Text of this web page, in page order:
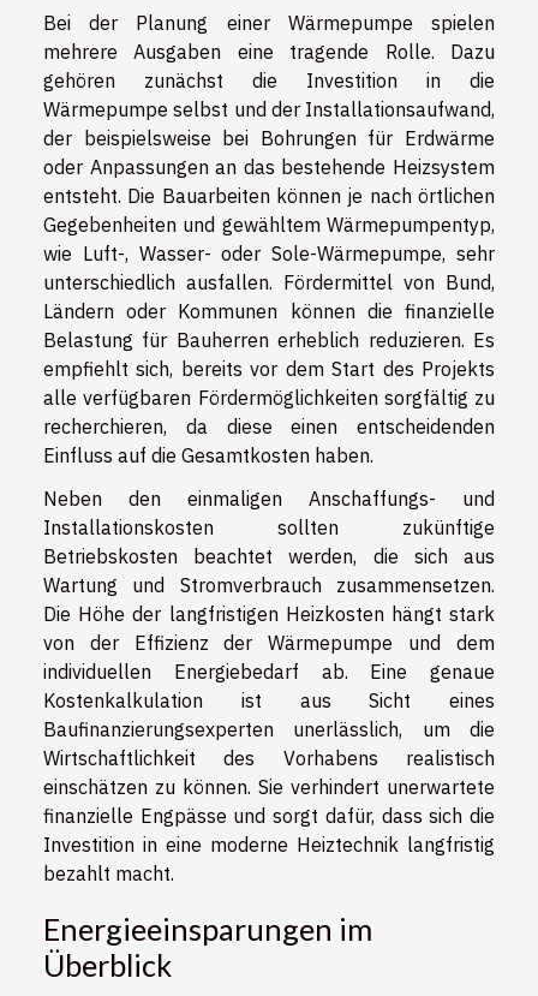
Bei der Planung einer Wärmepumpe spielen
mehrere Ausgaben eine tragende Rolle. Dazu
gehören zunächst die Investition in die
Wärmepumpe selbst und der Installationsaufwand,
der beispielsweise bei Bohrungen für Erdwärme
oder Anpassungen an das bestehende Heizsystem
entsteht. Die Bauarbeiten können je nach örtlichen
Gegebenheiten und gewähltem Wärmepumpentyp,
wie Luft-, Wasser- oder Sole-Wärmepumpe, sehr
unterschiedlich ausfallen. Fördermittel von Bund,
Ländern oder Kommunen können die finanzielle
Belastung für Bauherren erheblich reduzieren. Es
empfiehlt sich, bereits vor dem Start des Projekts
alle verfügbaren Fördermöglichkeiten sorgfältig zu
recherchieren, da diese einen entscheidenden
Einfluss auf die Gesamtkosten haben.
Neben den einmaligen Anschaffungs- und
Installationskosten sollten zukünftige
Betriebskosten beachtet werden, die sich aus
Wartung und Stromverbrauch zusammensetzen.
Die Höhe der langfristigen Heizkosten hängt stark
von der Effizienz der Wärmepumpe und dem
individuellen Energiebedarf ab. Eine genaue
Kostenkalkulation ist aus Sicht eines
Baufinanzierungsexperten unerlässlich, um die
Wirtschaftlichkeit des Vorhabens realistisch
einschätzen zu können. Sie verhindert unerwartete
finanzielle Engpässe und sorgt dafür, dass sich die
Investition in eine moderne Heiztechnik langfristig
bezahlt macht.
Energieeinsparungen im
Überblick